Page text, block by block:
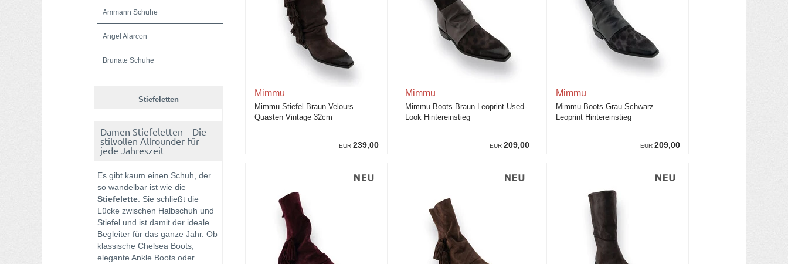
Ammann Schuhe
Angel Alarcon
Brunate Schuhe
Candice Cooper - Damen Sneaker
Caterina_C
Chantal 1962
Flufié
Stiefeletten
Damen Stiefeletten – Die
stilvollen Allrounder für
jede Jahreszeit
Es gibt kaum einen Schuh, der
so wandelbar ist wie die
Stiefelette . Sie schließt die
Lücke zwischen Halbschuh und
Stiefel und ist damit der ideale
Begleiter für das ganze Jahr. Ob
klassische Chelsea Boots,
elegante Ankle Boots oder
EUR 239,00
Mimmu
Mimmu Stiefel Braun Velours
Quasten Vintage 32cm
EUR 209,00
Mimmu
Mimmu Boots Braun Leoprint Used-
Look Hintereinstieg
EUR 209,00
Mimmu
Mimmu Boots Grau Schwarz
Leoprint Hintereinstieg